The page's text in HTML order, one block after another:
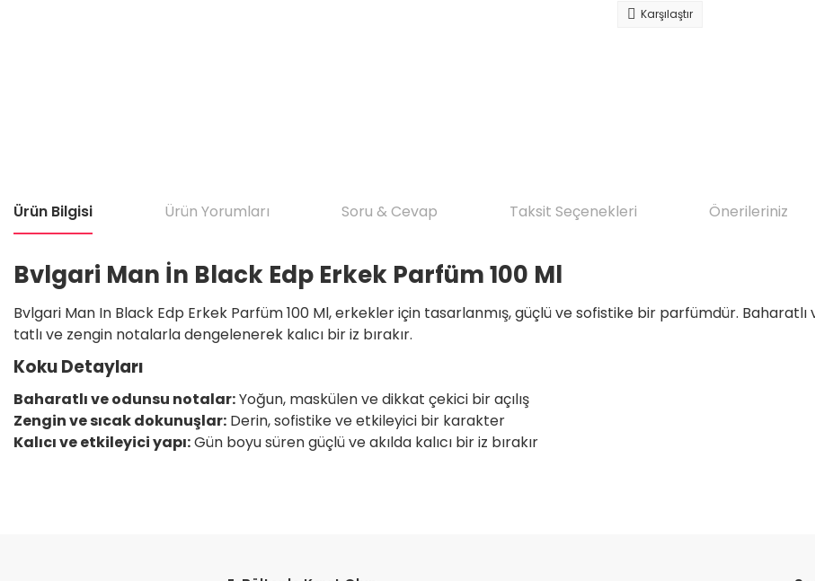
Karşılaştır
Ürün Bilgisi Ürün Yorumları Soru & Cevap Taksit Seçenekleri Önerileriniz
Bvlgari Man İn Black Edp Erkek Parfüm 100 Ml
Bvlgari Man In Black Edp Erkek Parfüm 100 Ml, erkekler için tasarlanmış, güçlü ve sofistike bir parfümdür. Baharatlı
tatlı ve zengin notalarla dengelenerek kalıcı bir iz bırakır.
Koku Detayları
Baharatlı ve odunsu notalar:Yoğun, maskülen ve dikkat çekici bir açılış
Zengin ve sıcak dokunuşlar: Derin, sofistike ve etkileyici bir karakter
Kalıcı ve etkileyici yapı:Gün boyu süren güçlü ve akılda kalıcı bir iz bırakır